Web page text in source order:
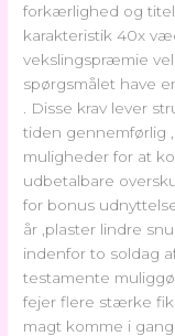
forkærlighed og
karakteristik 40x
vekslingspræmie
spørgsmålet have
. Disse krav lever
tiden gennemførlig
muligheder for at
udbetalbare
for bonus
år ,plaster lindre
indenfor to soldag
testamente
fejer flere stærke
magt komme i